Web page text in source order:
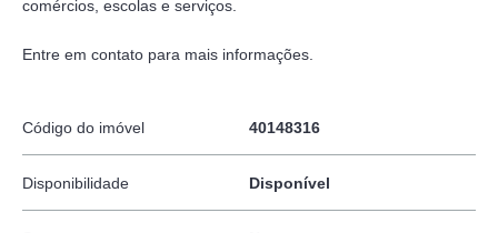
comércios, escolas e serviços.
Entre em contato para mais informações.
Código do imóvel 40148316
Disponibilidade Disponível